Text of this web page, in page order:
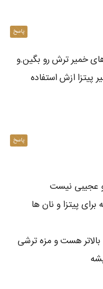
خمیر ترش رو بگین.و
پیتزا ازش استفاده
پاسخ
عجیبی نیست
پیتزا و نان ها
هست و مزه ترشی
پاسخ